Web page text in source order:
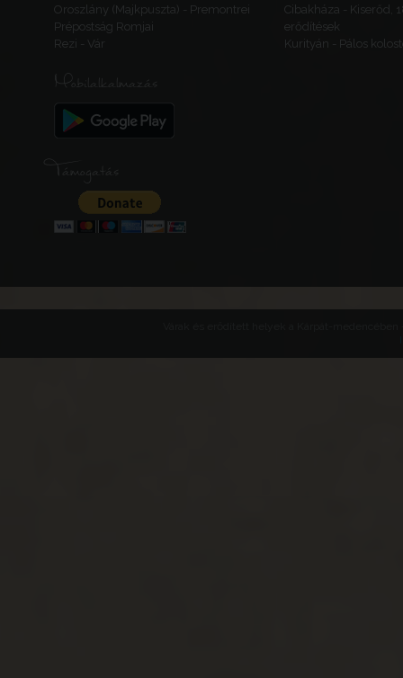
Oroszlány (Majkpuszta) - Premontrei
Prépostság Romjai
Cibakháza - Kiserőd,
erődítések
Rezi - Vár
Kurityán - Pálos
Mobilalkalmazás
Támogatás